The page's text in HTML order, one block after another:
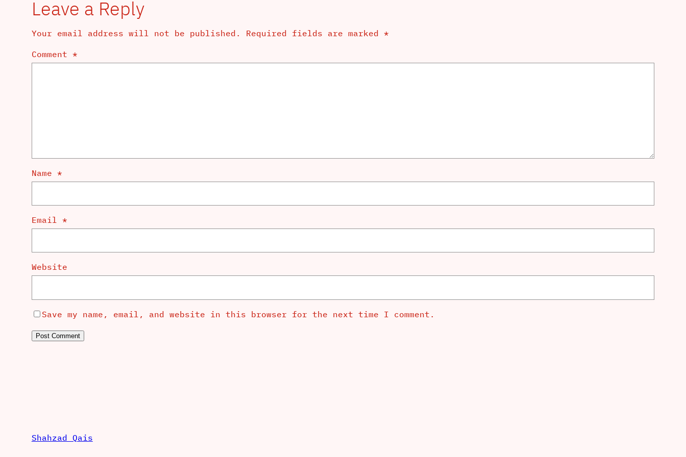
Leave a Reply
Your email address will not be published. Required fields are marked *
Comment *
Name *
Email *
Website
Save my name, email, and website in this browser for the next time I comment.
Shahzad Qais